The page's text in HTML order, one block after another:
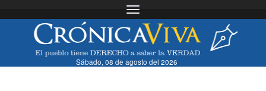
Toggle navigation
Sábado, 08 de agosto del 2026